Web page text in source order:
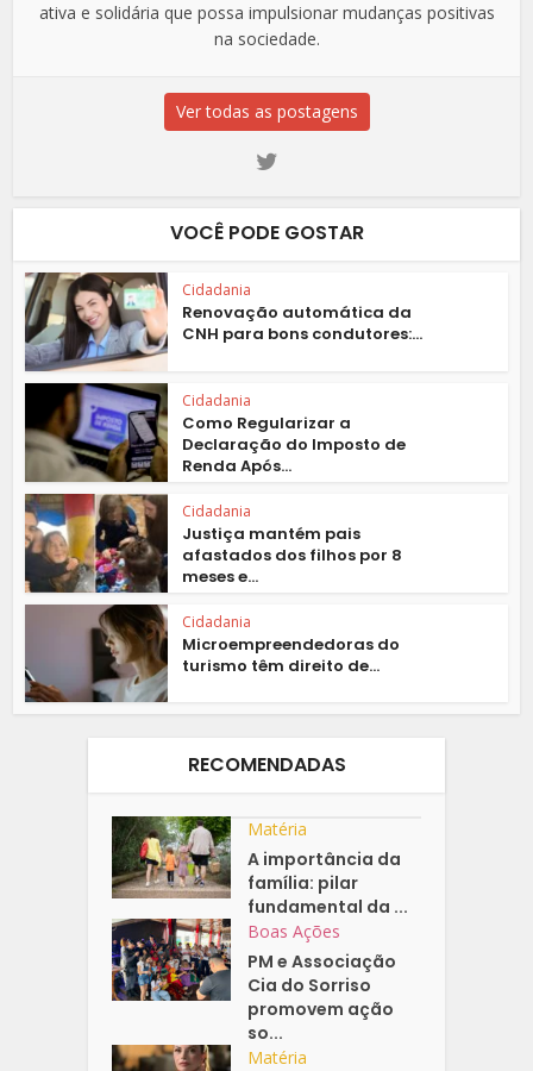
ativa e solidária que possa impulsionar mudanças positivas
na sociedade.
Ver todas as postagens
VOCÊ PODE GOSTAR
Cidadania
Renovação automática da
CNH para bons condutores:...
Cidadania
Como Regularizar a
Declaração do Imposto de
Renda Após...
Cidadania
Justiça mantém pais
afastados dos filhos por 8
meses e...
Cidadania
Microempreendedoras do
turismo têm direito de...
RECOMENDADAS
Matéria
A importância da
família: pilar
fundamental da ...
Boas Ações
PM e Associação
Cia do Sorriso
promovem ação
so...
Matéria